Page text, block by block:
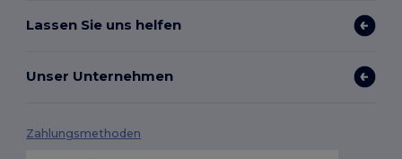
Lassen Sie uns helfen
Unser Unternehmen
Zahlungsmethoden